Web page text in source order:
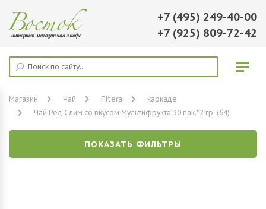
+7 (495) 249-40-00
+7 (925) 809-72-42
Магазин Чай Fitera
каркаде
Чай Ред Слим со вкусом Мультифрукта 30 пак.*2 гр. (64)
ПОКАЗАТЬ ФИЛЬТРЫ